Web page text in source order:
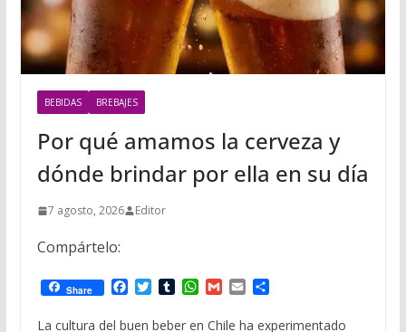
BEBIDAS BREBAJES
Por qué amamos la cerveza y
dónde brindar por ella en su día
7 agosto, 2026 Editor
Compártelo:
Share
F
c
T
i
T
m
W
a
G
a
E
a
C
m
La cultura del buen beber en Chile ha experimentado